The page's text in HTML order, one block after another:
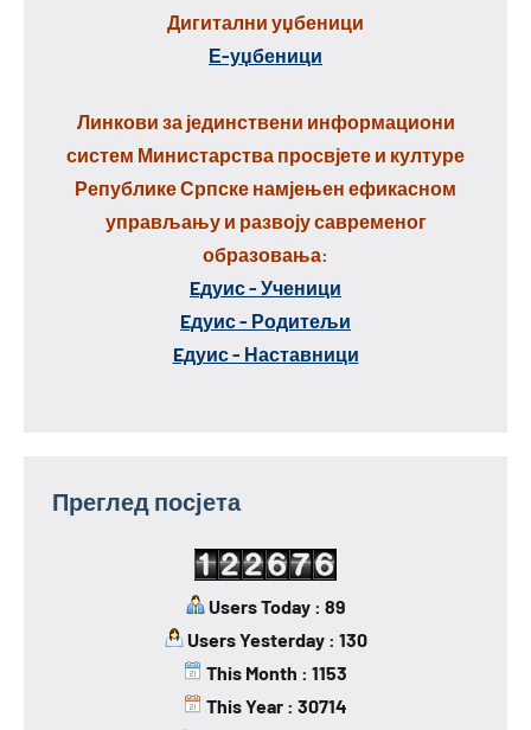
Дигитални уџбеници
Е-уџбеници
Линкови за јединствени информациони
систем Министарства просвјете и културе
Републике Српске намјењен ефикасном
управљању и развоју савременог
образовања:
Eдуис - Ученици
Eдуис - Родитељи
Eдуис - Наставници
Преглед посјета
Users Today : 89
Users Yesterday : 130
This Month : 1153
This Year : 30714